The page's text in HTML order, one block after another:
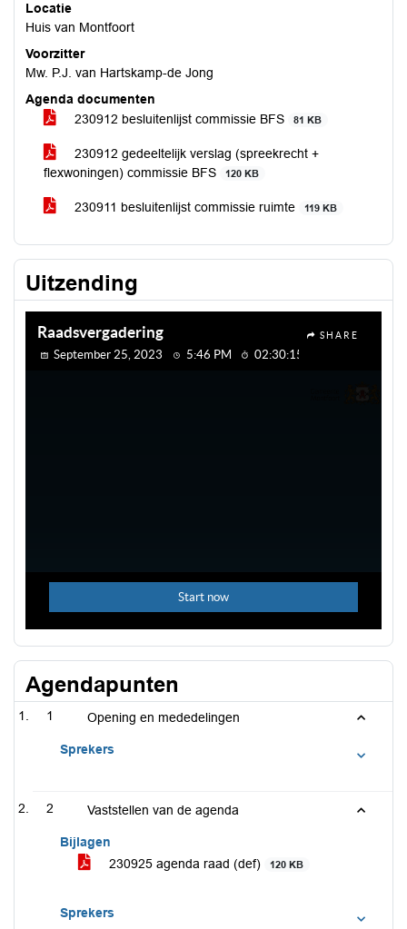
Locatie
Huis van Montfoort
Voorzitter
Mw. P.J. van Hartskamp-de Jong
Agenda documenten
230912 besluitenlijst commissie BFS
81 KB
230912 gedeeltelijk verslag (spreekrecht +
flexwoningen) commissie BFS
120 KB
230911 besluitenlijst commissie ruimte 119 KB
Uitzending
Agendapunten
1 Opening en mededelingen
Sprekers
2 Vaststellen van de agenda
Bijlagen
230925 agenda raad (def)
120 KB
Sprekers